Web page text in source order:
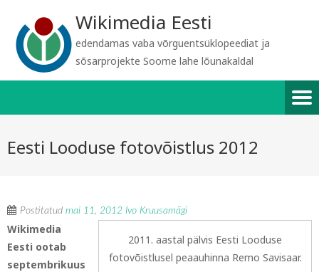
Wikimedia Eesti
edendamas vaba võrguentsüklopeediat ja
sõsarprojekte Soome lahe lõunakaldal
Eesti Looduse fotovõistlus 2012
Postitatud mai 11, 2012 Ivo Kruusamägi
2011. aastal pälvis Eesti Looduse
fotovõistlusel peaauhinna Remo Savisaar.
Wikimedia
Eesti ootab
septembrikuus